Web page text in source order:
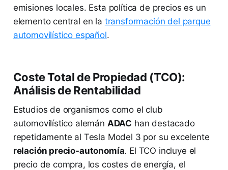
emisiones locales. Esta política de precios es un
elemento central en la transformación del parque
automovilístico español.
Coste Total de Propiedad (TCO):
Análisis de Rentabilidad
Estudios de organismos como el club
automovilístico alemán ADAC han destacado
repetidamente al Tesla Model 3 por su excelente
relación precio-autonomía. El TCO incluye el
precio de compra, los costes de energía, el